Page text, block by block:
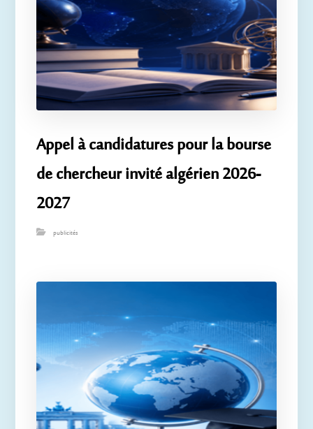
Appel à candidatures pour la bourse
de chercheur invité algérien 2026-
2027
publicités